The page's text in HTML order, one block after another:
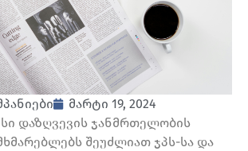
მარტი 19, 2024
დაზღვევის ჯანმრთელობის
შეუძლიათ ჯპს-სა და